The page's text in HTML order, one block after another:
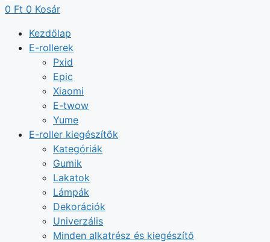
0 Ft 0 Kosár
Kezdőlap
E-rollerek
Pxid
Epic
Xiaomi
E-twow
Yume
E-roller kiegészítők
Kategóriák
Gumik
Lakatok
Lámpák
Dekorációk
Univerzális
Minden alkatrész és kiegészítő